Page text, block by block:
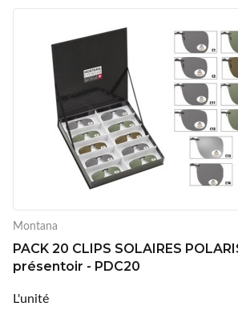
Montana
PACK 20 CLIPS SOLAIRES
présentoir - PDC20
L'unité